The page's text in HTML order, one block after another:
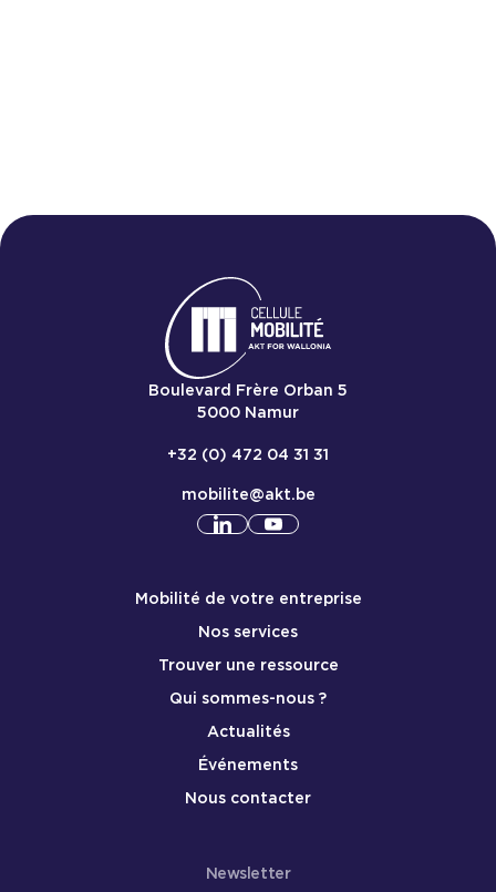
Boulevard Frère Orban 5
5000 Namur
+32 (0) 472 04 31 31
mobilite@akt.be
Consulter notre profil
Consulter notre profil
Menu de pied de page mobileMobilité de votre entreprise
Nos services
Trouver une ressource
Qui sommes-nous ?
Actualités
Événements
Nous contacter
Newsletter